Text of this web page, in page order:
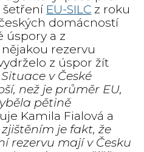
šetření EU-SILC z roku
domácností
úspory a z
rezervu
z úspor žít
v České
než je průměr EU,
pětině
Kamila Fialová a
je fakt, že
rezervu mají v Česku